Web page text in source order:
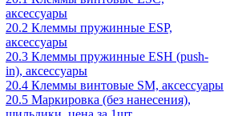
аксессуары
20.2 Клеммы пружинные ESP,
аксессуары
20.3 Клеммы пружинные ESH (push-
in), аксессуары
20.4 Клеммы винтовые SM, аксессуары
20.5 Маркировка (без нанесения),